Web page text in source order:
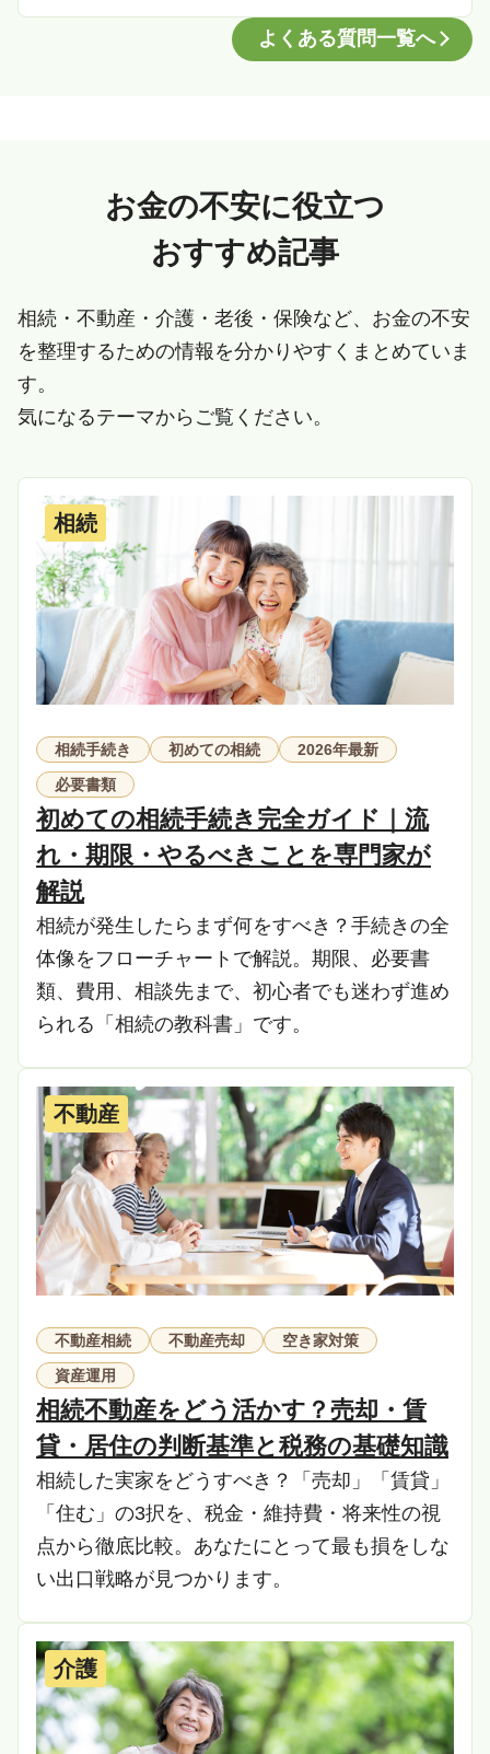
よくある質問一覧へ
お金の不安に役立つ
おすすめ記事
相続・不動産・介護・老後・保険など、お金の不安
を整理するための情報を分かりやすくまとめていま
す。
気になるテーマからご覧ください。
相続
相続手続き 初めての相続
2026年最新
必要書類
初めての相続手続き完全ガイド｜流
れ・期限・やるべきことを専門家が
解説
相続が発生したらまず何をすべき？手続きの全
体像をフローチャートで解説。期限、必要書
類、費用、相談先まで、初心者でも迷わず進め
られる「相続の教科書」です。
不動産
不動産相続 不動産売却
空き家対策
資産運用
相続不動産をどう活かす？売却・賃
貸・居住の判断基準と税務の基礎知識
相続した実家をどうすべき？「売却」「賃貸」
「住む」の3択を、税金・維持費・将来性の視
点から徹底比較。あなたにとって最も損をしな
い出口戦略が見つかります。
介護